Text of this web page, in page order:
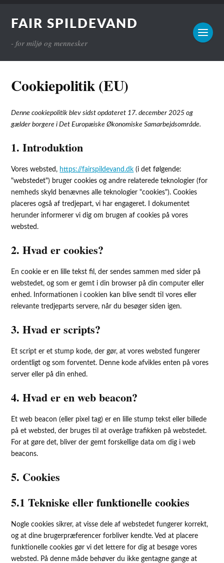
FAIR SPILDEVAND
- for miljø og mennesker
Cookiepolitik (EU)
Denne cookiepolitik blev sidst opdateret 17. december 2025 og
gælder borgere i Det Europæiske Økonomiske Samarbejdsområde.
1. Introduktion
Vores websted, https://fairspildevand.dk (i det følgende:
"webstedet") bruger cookies og andre relaterede teknologier (for
nemheds skyld benævnes alle teknologier "cookies"). Cookies
placeres også af tredjepart, vi har engageret. I dokumentet
herunder informerer vi dig om brugen af ​​cookies på vores
websted.
2. Hvad er cookies?
En cookie er en lille tekst fil, der sendes sammen med sider på
webstedet, og som er gemt i din browser på din computer eller
enhed. Informationen i cookien kan blive sendt til vores eller
relevante tredjeparts servere, når du besøger siden igen.
3. Hvad er scripts?
Et script er et stump kode, der gør, at vores websted fungerer
ordentligt og som forventet. Denne kode afvikles enten på vores
server eller på din enhed.
4. Hvad er en web beacon?
Et web beacon (eller pixel tag) er en lille stump tekst eller billede
på et websted, der bruges til at overåge trafikken på webstedet.
For at gøre det, bliver der gemt forskellige data om dig i web
beacons.
5. Cookies
5.1 Tekniske eller funktionelle cookies
Nogle cookies sikrer, at visse dele af webstedet fungerer korrekt,
og at dine brugerpræferencer forbliver kendte. Ved at placere
funktionelle cookies gør vi det lettere for dig at besøge vores
websted. På denne måde behøver du ikke gentagne gange at